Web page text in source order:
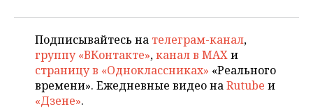
Подписывайтесь на телеграм-канал,
группу «ВКонтакте»,канал в MAXи
страницу в «Одноклассниках» «Реального
времени». Ежедневные видео наRutube и
«Дзене».